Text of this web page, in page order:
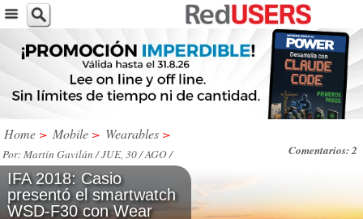
Home > Mobile > Wearables >
Comentarios: 2
Por: Martín Gavilán / JUE, 30 / AGO /
2018
IFA 2018: Casio
presentó el smartwatch
WSD-F30 con Wear